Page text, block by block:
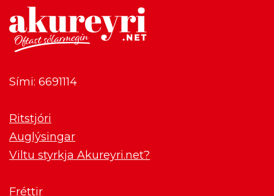
Sími: 6691114
Ritstjóri
Auglýsingar
Viltu styrkja Akureyri.net?
Fréttir